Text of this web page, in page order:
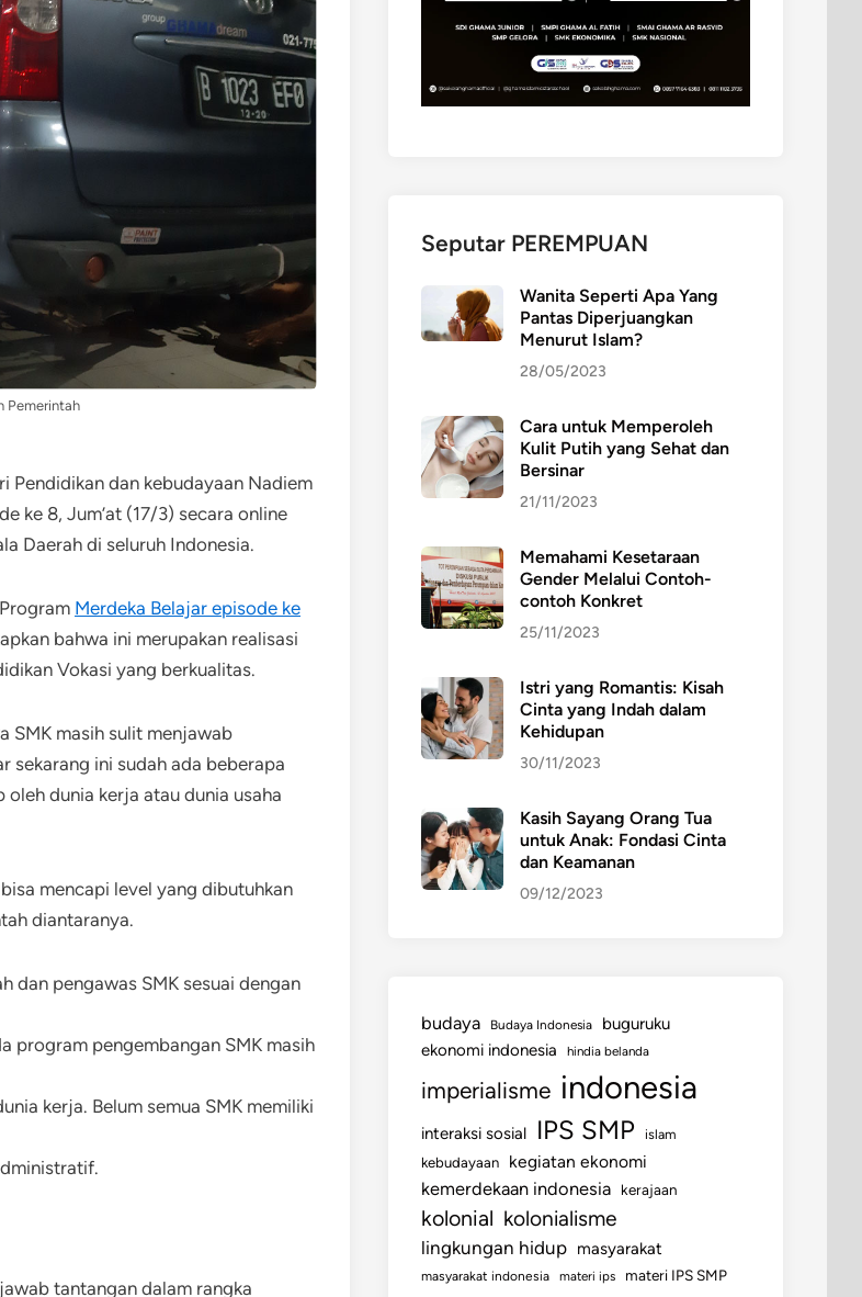
Pemerintah
Pendidikan dan kebudayaan Nadiem
ke 8, Jum’at (17/3) secara online
Daerah di seluruh Indonesia.
Merdeka Belajar episode ke
bahwa ini merupakan realisasi
Vokasi yang berkualitas.
SMK masih sulit menjawab
sekarang ini sudah ada beberapa
dunia kerja atau dunia usaha
mencapi level yang dibutuhkan
diantaranya.
dan pengawas SMK sesuai dengan
program pengembangan SMK masih
kerja. Belum semua SMK memiliki
tantangan dalam rangka
Seputar PEREMPUAN
Wanita Seperti Apa Yang
Pantas Diperjuangkan
Menurut Islam?
28/05/2023
Cara untuk Memperoleh
Kulit Putih yang Sehat dan
Bersinar
21/11/2023
Memahami Kesetaraan
Gender Melalui Contoh-
contoh Konkret
25/11/2023
Istri yang Romantis: Kisah
Cinta yang Indah dalam
Kehidupan
30/11/2023
Kasih Sayang Orang Tua
untuk Anak: Fondasi Cinta
dan Keamanan
09/12/2023
budaya Budaya Indonesia
buguruku
ekonomi indonesia
hindia belanda
imperialisme indonesia
interaksi sosial IPS SMP
islam
kebudayaan
kegiatan ekonomi
kemerdekaan indonesia kerajaan
kolonial kolonialisme
lingkungan hidup masyarakat
masyarakat indonesia materi ips materi IPS SMP